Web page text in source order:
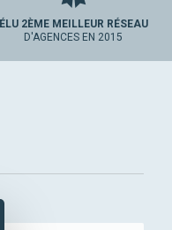
ÉLU 2ÈME MEILLEUR RÉSEAU
D'AGENCES EN 2015